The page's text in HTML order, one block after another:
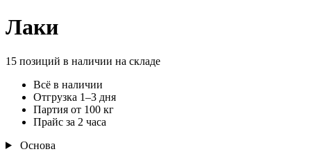
Лаки
15 позиций в наличии на складе
Всё в наличии
Отгрузка 1–3 дня
Партия от 100 кг
Прайс за 2 часа
Основа